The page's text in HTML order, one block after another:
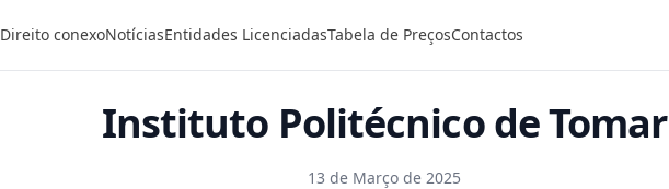
Direito conexoNotíciasEntidades LicenciadasTabela de PreçosContactos
Instituto Politécnico de Tomar
13 de Março de 2025